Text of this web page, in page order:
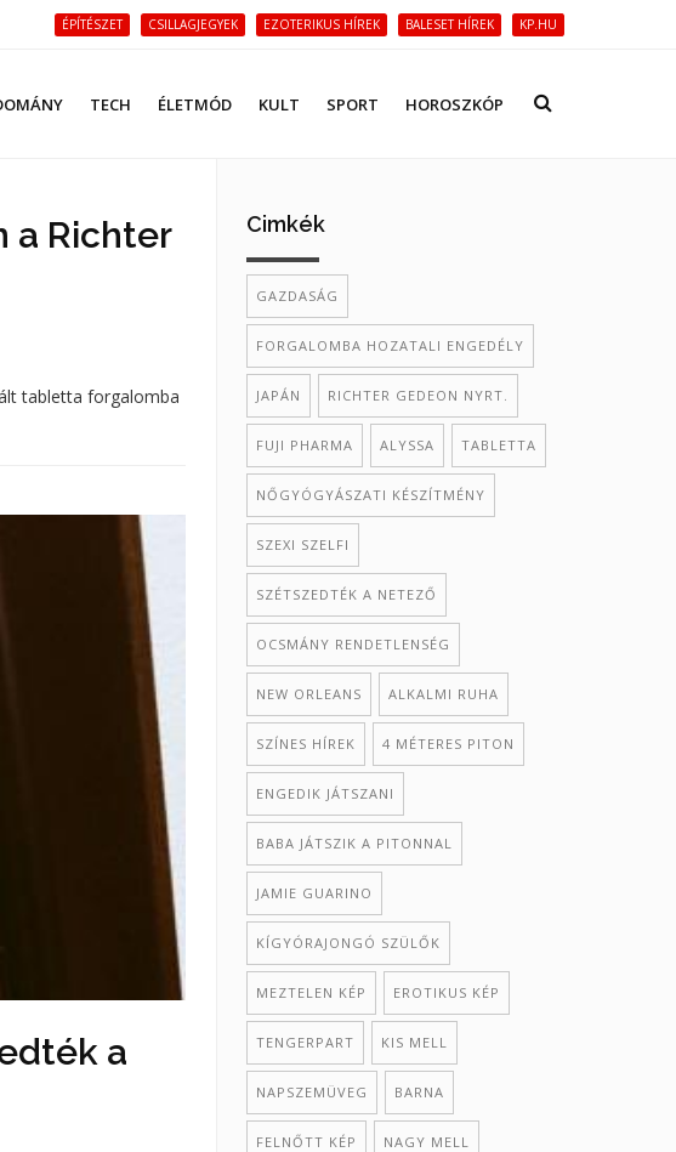
ÉPÍTÉSZET CSILLAGJEGYEK EZOTERIKUS HÍREK BALESET HÍREK KP.HU
TECH ÉLETMÓD KULT SPORT HOROSZKÓP
a Richter
tabletta forgalomba
a
Cimkék
GAZDASÁG
FORGALOMBA HOZATALI ENGEDÉLY
JAPÁN RICHTER GEDEON NYRT.
FUJI PHARMA ALYSSA TABLETTA
NŐGYÓGYÁSZATI KÉSZÍTMÉNY
SZEXI SZELFI
SZÉTSZEDTÉK A NETEZŐ
OCSMÁNY RENDETLENSÉG
NEW ORLEANS ALKALMI RUHA
SZÍNES HÍREK 4 MÉTERES PITON
ENGEDIK JÁTSZANI
BABA JÁTSZIK A PITONNAL
JAMIE GUARINO
KÍGYÓRAJONGÓ SZÜLŐK
MEZTELEN KÉP EROTIKUS KÉP
TENGERPART KIS MELL
NAPSZEMÜVEG BARNA
FELNŐTT KÉP NAGY MELL